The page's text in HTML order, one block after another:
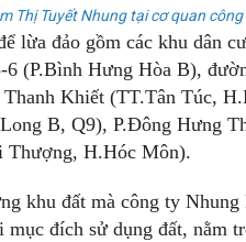
Thị Tuyết Nhung tại cơ quan công
lừa đảo gồm các khu dân
(P.Bình Hưng Hòa B),
Khiết (TT.Tân Túc,
B, Q9), P.Đông Hưng
Thượng, H.Hóc Môn).
khu đất mà công ty
mục đích sử dụng đất, nằm